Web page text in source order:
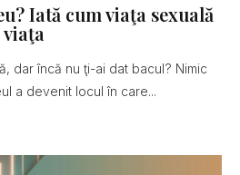
Iată cum viaţa sexuală
dar încă nu ţi-ai dat bacul? Nimic
a devenit locul în care...